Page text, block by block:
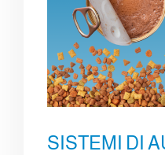
SISTEMI DI